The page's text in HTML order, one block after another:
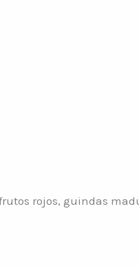
rojos, guindas